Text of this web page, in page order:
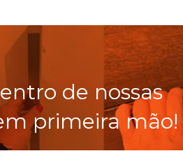
de nossas
primeira mão!